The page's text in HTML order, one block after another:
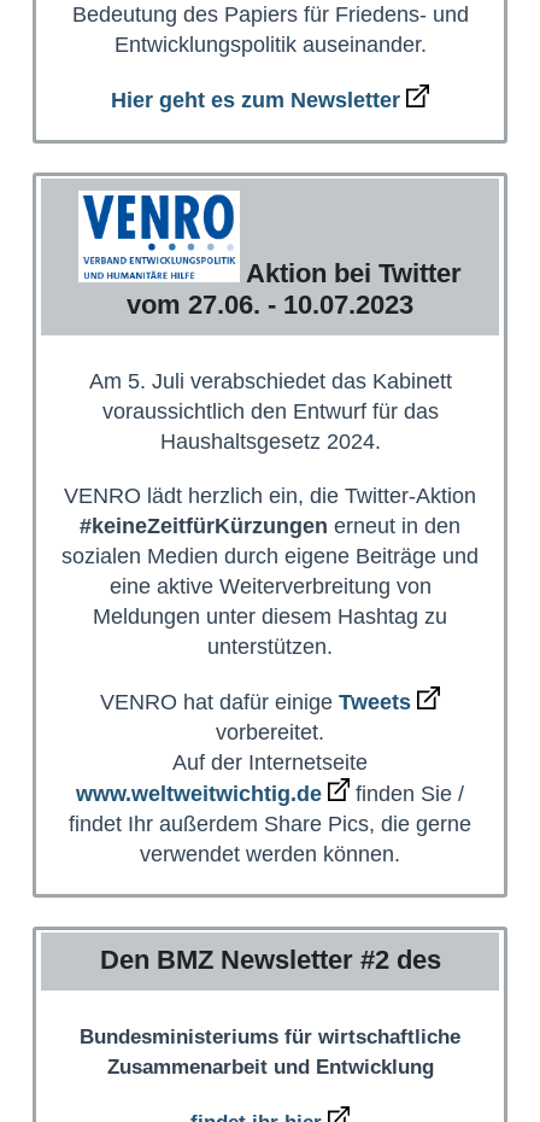
Bedeutung des Papiers für Friedens- und
Entwicklungspolitik auseinander.
Hier geht es zum Newsletter
Aktion bei Twitter
vom 27.06. - 10.07.2023
Am 5. Juli verabschiedet das Kabinett
voraussichtlich den Entwurf für das
Haushaltsgesetz 2024.
VENRO lädt herzlich ein, die Twitter-Aktion
#keineZeitfürKürzungen erneut in den
sozialen Medien durch eigene Beiträge und
eine aktive Weiterverbreitung von
Meldungen unter diesem Hashtag zu
unterstützen.
VENRO hat dafür einigeTweets
vorbereitet.
Auf der Internetseite
www.weltweitwichtig.de
finden Sie /
findet Ihr außerdem Share Pics, die gerne
verwendet werden können.
Den BMZ Newsletter #2 des
Bundesministeriums für wirtschaftliche
Zusammenarbeit und Entwicklung